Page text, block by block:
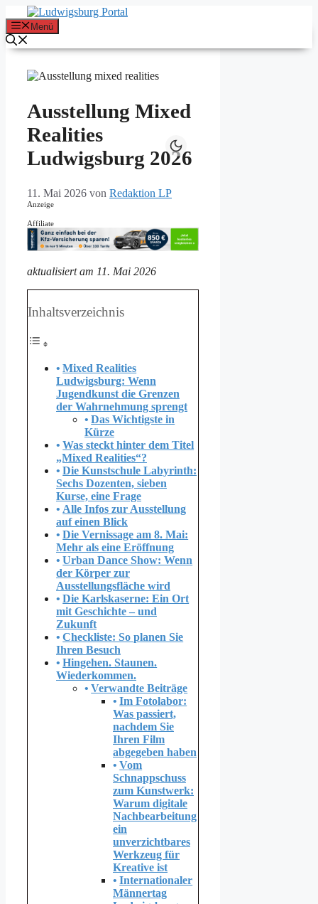
Inhalt
springen
Menü
Ausstellung Mixed
Realities
Ludwigsburg 2026
11. Mai 2026 von Redaktion LP
Anzeige
Affiliate
aktualisiert am 11. Mai 2026
Inhaltsverzeichnis
Mixed Realities
Ludwigsburg: Wenn
Jugendkunst die Grenzen
der Wahrnehmung sprengt
Das Wichtigste in
Kürze
Was steckt hinter dem Titel
„Mixed Realities“?
Die Kunstschule Labyrinth:
Sechs Dozenten, sieben
Kurse, eine Frage
Alle Infos zur Ausstellung
auf einen Blick
Die Vernissage am 8. Mai:
Mehr als eine Eröffnung
Urban Dance Show: Wenn
der Körper zur
Ausstellungsfläche wird
Die Karlskaserne: Ein Ort
mit Geschichte – und
Zukunft
Checkliste: So planen Sie
Ihren Besuch
Hingehen. Staunen.
Wiederkommen.
Verwandte Beiträge
Im Fotolabor:
Was passiert,
nachdem Sie
Ihren Film
abgegeben haben
Vom
Schnappschuss
zum Kunstwerk:
Warum digitale
Nachbearbeitung
ein
unverzichtbares
Werkzeug für
Kreative ist
Internationaler
Männertag